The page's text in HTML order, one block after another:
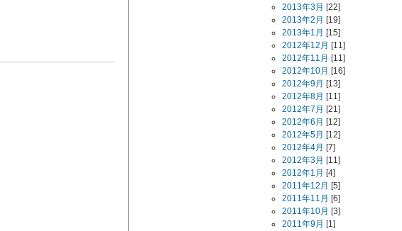
2013年3月 [22]
2013年2月 [19]
2013年1月 [15]
2012年12月 [11]
2012年11月 [11]
2012年10月 [16]
2012年9月 [13]
2012年8月 [11]
2012年7月 [21]
2012年6月 [12]
2012年5月 [12]
2012年4月 [7]
2012年3月 [11]
2012年1月 [4]
2011年12月 [5]
2011年11月 [6]
2011年10月 [3]
2011年9月 [1]